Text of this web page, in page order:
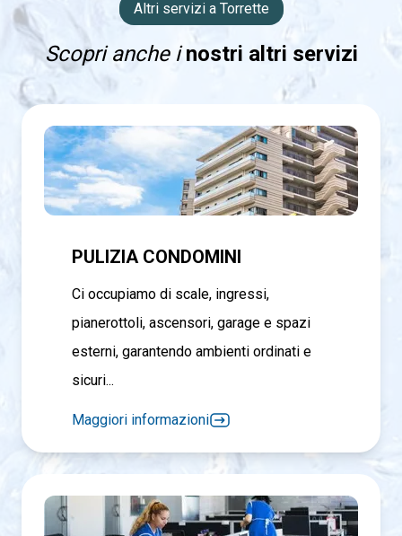
Altri servizi a Torrette
Scopri anche inostri altri servizi
PULIZIA CONDOMINI
Ci occupiamo di scale, ingressi,
pianerottoli, ascensori, garage e spazi
esterni, garantendo ambienti ordinati e
sicuri...
Maggiori informazioni